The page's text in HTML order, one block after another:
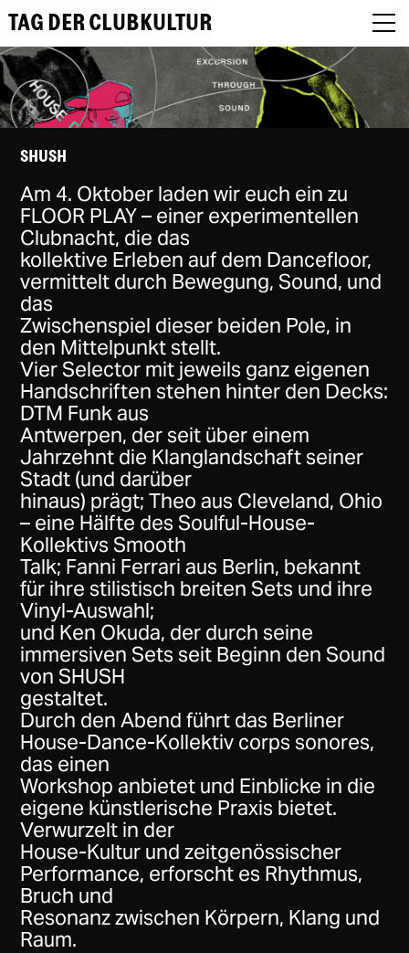
Programm
Podcast
Festival Recap
Award Jury
DE
EN
TAG DER CLUBKULTUR
SHUSH
Am 4. Oktober laden wir euch ein zu
FLOOR PLAY – einer experimentellen
Clubnacht, die das
kollektive Erleben auf dem Dancefloor,
vermittelt durch Bewegung, Sound, und
das
Zwischenspiel dieser beiden Pole, in
den Mittelpunkt stellt.
Vier Selector mit jeweils ganz eigenen
Handschriften stehen hinter den Decks:
DTM Funk aus
Antwerpen, der seit über einem
Jahrzehnt die Klanglandschaft seiner
Stadt (und darüber
hinaus) prägt; Theo aus Cleveland, Ohio
– eine Hälfte des Soulful-House-
Kollektivs Smooth
Talk; Fanni Ferrari aus Berlin, bekannt
für ihre stilistisch breiten Sets und ihre
Vinyl-Auswahl;
und Ken Okuda, der durch seine
immersiven Sets seit Beginn den Sound
von SHUSH
gestaltet.
Durch den Abend führt das Berliner
House-Dance-Kollektiv corps sonores,
das einen
Workshop anbietet und Einblicke in die
eigene künstlerische Praxis bietet.
Verwurzelt in der
House-Kultur und zeitgenössischer
Performance, erforscht es Rhythmus,
Bruch und
Resonanz zwischen Körpern, Klang und
Raum.